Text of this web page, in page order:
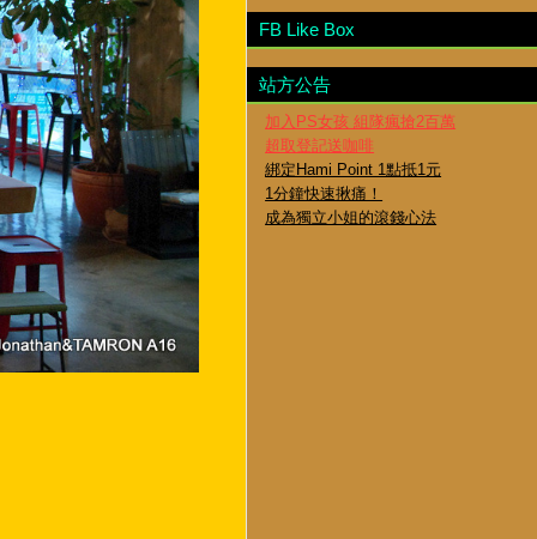
FB Like Box
站方公告
加入PS女孩 組隊瘋搶2百萬
超取登記送咖啡
綁定Hami Point 1點抵1元
1分鐘快速揪痛！
成為獨立小姐的滾錢心法